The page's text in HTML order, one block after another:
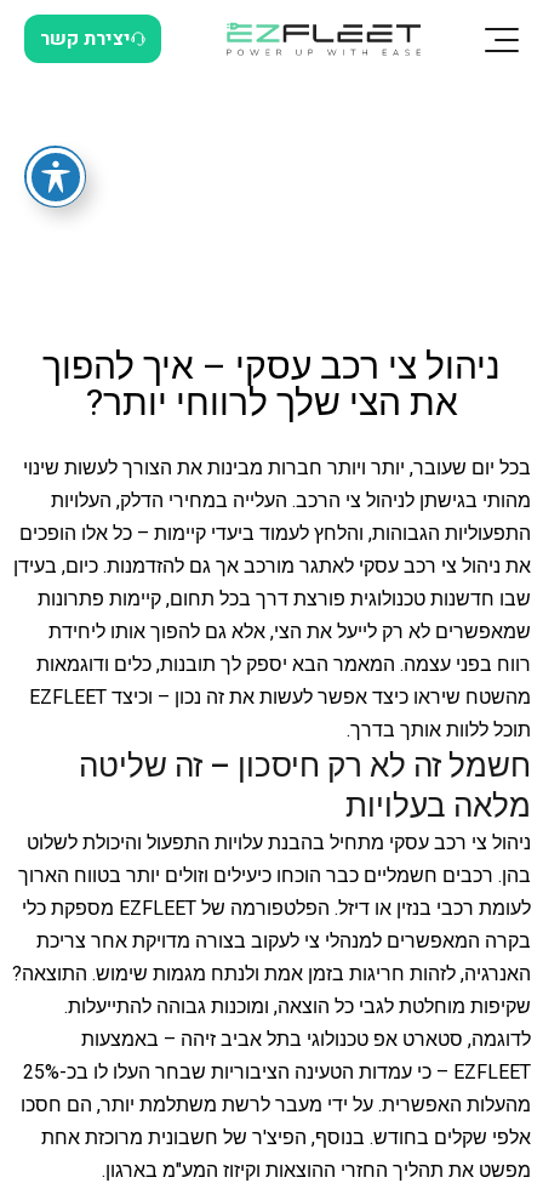
יצירת קשר
ניהול צי רכב עסקי – איך להפוך
את הצי שלך לרווחי יותר?
בכל יום שעובר, יותר ויותר חברות מבינות את הצורך לעשות שינוי
מהותי בגישתן לניהול צי הרכב. העלייה במחירי הדלק, העלויות
התפעוליות הגבוהות, והלחץ לעמוד ביעדי קיימות – כל אלו הופכים
את ניהול צי רכב עסקי לאתגר מורכב אך גם להזדמנות. כיום, בעידן
שבו חדשנות טכנולוגית פורצת דרך בכל תחום, קיימות פתרונות
שמאפשרים לא רק לייעל את הצי, אלא גם להפוך אותו ליחידת
רווח בפני עצמה. המאמר הבא יספק לך תובנות, כלים ודוגמאות
מהשטח שיראו כיצד אפשר לעשות את זה נכון – וכיצד EZFLEET
תוכל ללוות אותך בדרך.
חשמל זה לא רק חיסכון – זה שליטה
מלאה בעלויות
ניהול צי רכב עסקי מתחיל בהבנת עלויות התפעול והיכולת לשלוט
בהן. רכבים חשמליים כבר הוכחו כיעילים וזולים יותר בטווח הארוך
לעומת רכבי בנזין או דיזל. הפלטפורמה של EZFLEET מספקת כלי
בקרה המאפשרים למנהלי צי לעקוב בצורה מדויקת אחר צריכת
האנרגיה, לזהות חריגות בזמן אמת ולנתח מגמות שימוש. התוצאה?
שקיפות מוחלטת לגבי כל הוצאה, ומוכנות גבוהה להתייעלות.
לדוגמה, סטארט אפ טכנולוגי בתל אביב זיהה – באמצעות
EZFLEET – כי עמדות הטעינה הציבוריות שבחר העלו לו בכ-25%
מהעלות האפשרית. על ידי מעבר לרשת משתלמת יותר, הם חסכו
אלפי שקלים בחודש. בנוסף, הפיצ'ר של חשבונית מרוכזת אחת
מפשט את תהליך החזרי ההוצאות וקיזוז המע"מ בארגון.